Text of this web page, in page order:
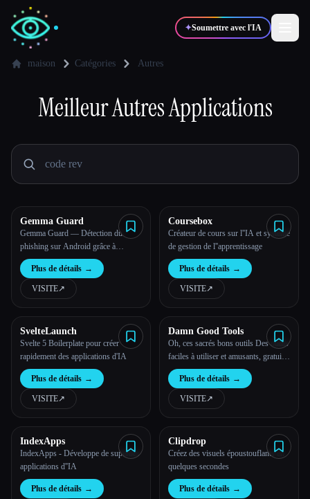
✦Soumettre avec l'IA
✍️Auteurs 🎨 Designers
💻 📈
Blog
Comparer les outils
Toutes les catégories
À propos
maison Catégories Autres
MeilleurAutresApplications
Gemma Guard
Gemma Guard — Détection du
phishing sur Android grâce à
Gemma 4
Plus de détails →
VISITE↗︎
Coursebox
Créateur de cours sur l''IA et système
de gestion de l''apprentissage
Plus de détails →
VISITE↗︎
SvelteLaunch
Svelte 5 Boilerplate pour créer
rapidement des applications d'IA
Plus de détails →
VISITE↗︎
Damn Good Tools
Oh, ces sacrés bons outils Des outils
faciles à utiliser et amusants, gratuits
(et open source).
Plus de détails →
VISITE↗︎
IndexApps
IndexApps - Développe de superbes
applications d''IA
Plus de détails →
Clipdrop
Créez des visuels époustouflants en
quelques secondes
Plus de détails →